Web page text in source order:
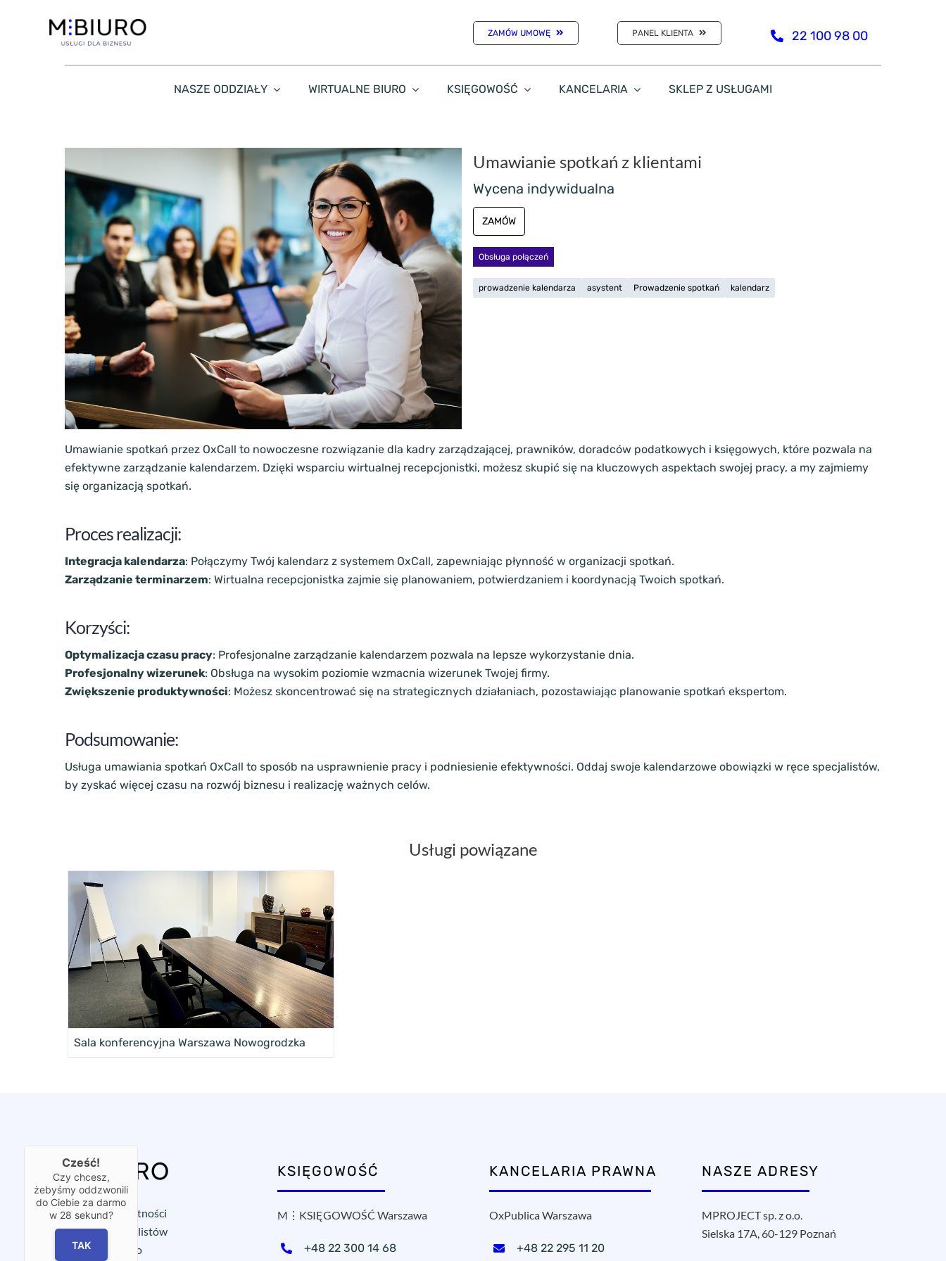
ZAMÓW UMOWĘ PANEL KLIENTA 22 100 98 00
NASZE ODDZIAŁY WIRTUALNE BIURO KSIĘGOWOŚĆ KANCELARIA SKLEP Z USŁUGAMI
Umawianie spotkań z klientami
Wycena indywidualna
ZAMÓW
Obsługa połączeń
prowadzenie kalendarza asystent Prowadzenie spotkań kalendarz
Umawianie spotkań przez OxCall to nowoczesne rozwiązanie dla kadry zarządzającej, prawników, doradców podatkowych i księgowych, które pozwala na
efektywne zarządzanie kalendarzem. Dzięki wsparciu wirtualnej recepcjonistki, możesz skupić się na kluczowych aspektach swojej pracy, a my zajmiemy
się organizacją spotkań.
Proces realizacji:
Integracja kalendarza: Połączymy Twój kalendarz z systemem OxCall, zapewniając płynność w organizacji spotkań.
Zarządzanie terminarzem: Wirtualna recepcjonistka zajmie się planowaniem, potwierdzaniem i koordynacją Twoich spotkań.
Korzyści:
Optymalizacja czasu pracy: Profesjonalne zarządzanie kalendarzem pozwala na lepsze wykorzystanie dnia.
Profesjonalny wizerunek: Obsługa na wysokim poziomie wzmacnia wizerunek Twojej firmy.
Zwiększenie produktywności: Możesz skoncentrować się na strategicznych działaniach, pozostawiając planowanie spotkań ekspertom.
Podsumowanie:
Usługa umawiania spotkań OxCall to sposób na usprawnienie pracy i podniesienie efektywności. Oddaj swoje kalendarzowe obowiązki w ręce specjalistów,
by zyskać więcej czasu na rozwój biznesu i realizację ważnych celów.
Usługi powiązane
Sala konferencyjna Warszawa Nowogrodzka
Polityka prywatności
Ochrona sygnalistów
Wirtualne biuro
KSIĘGOWOŚĆ
M⋮KSIĘGOWOŚĆ Warszawa
+48 22 300 14 68
KANCELARIA PRAWNA
OxPublica Warszawa
+48 22 295 11 20
NASZE ADRESY
MPROJECT sp. z o.o.
Sielska 17A, 60-129 Poznań
Cześć!
Czy chcesz,
żebyśmy oddzwonili
do Ciebie za darmo
w 28 sekund?
TAK